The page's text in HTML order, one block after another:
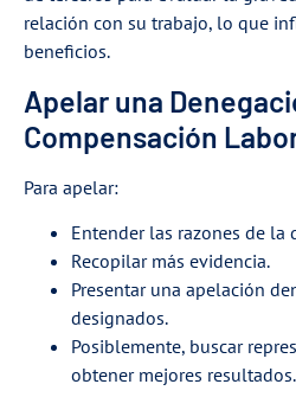
relación con su trabajo, lo que
beneficios.
Apelar una
Compensación
Para apelar:
Entender las razones de la
Recopilar más evidencia.
Presentar una apelación
designados.
Posiblemente, buscar
obtener mejores resultados.